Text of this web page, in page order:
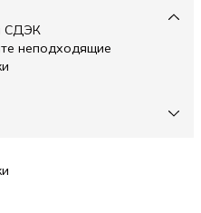
СДЭК
неподходящие